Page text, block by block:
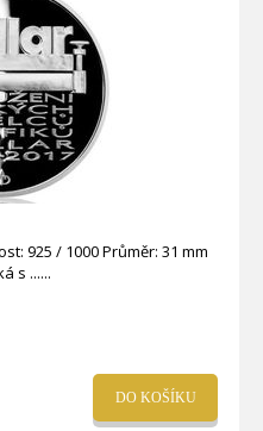
925 / 1000 Průměr: 31 mm
Provedení: PROOF Hrana: Hladká s ...
DO KOŠÍKU